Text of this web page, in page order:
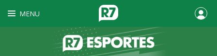
MENU